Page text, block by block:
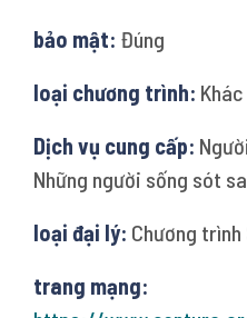
bảo mật: Đúng
loại chương trình: Khác
Dịch vụ cung cấp:
Những người sống sót
loại đại lý: Chương trình
trang mạng: